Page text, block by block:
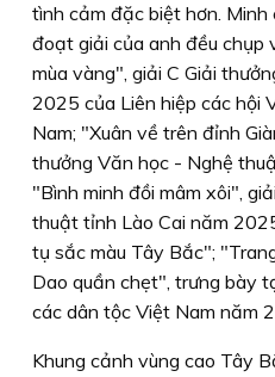
tình cảm đặc biệt hơn. Minh
đoạt giải của anh đều chụp
mùa vàng", giải C Giải
2025 của Liên hiệp các hội
Nam; "Xuân về trên đỉnh
thưởng Văn học - Nghệ
"Bình minh đồi mâm xôi",
thuật tỉnh Lào Cai năm
tụ sắc màu Tây Bắc";
Dao quần chẹt", trưng bày
các dân tộc Việt Nam năm
Khung cảnh vùng cao Tây